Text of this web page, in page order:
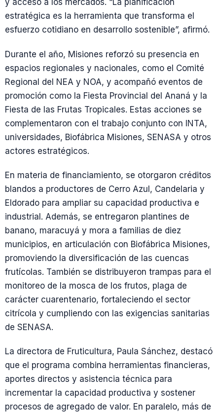
y acceso a los mercados. “La planificación
estratégica es la herramienta que transforma el
esfuerzo cotidiano en desarrollo sostenible”, afirmó.
Durante el año, Misiones reforzó su presencia en
espacios regionales y nacionales, como el Comité
Regional del NEA y NOA, y acompañó eventos de
promoción como la Fiesta Provincial del Ananá y la
Fiesta de las Frutas Tropicales. Estas acciones se
complementaron con el trabajo conjunto con INTA,
universidades, Biofábrica Misiones, SENASA y otros
actores estratégicos.
En materia de financiamiento, se otorgaron créditos
blandos a productores de Cerro Azul, Candelaria y
Eldorado para ampliar su capacidad productiva e
industrial. Además, se entregaron plantines de
banano, maracuyá y mora a familias de diez
municipios, en articulación con Biofábrica Misiones,
promoviendo la diversificación de las cuencas
frutícolas. También se distribuyeron trampas para el
monitoreo de la mosca de los frutos, plaga de
carácter cuarentenario, fortaleciendo el sector
citrícola y cumpliendo con las exigencias sanitarias
de SENASA.
La directora de Fruticultura, Paula Sánchez, destacó
que el programa combina herramientas financieras,
aportes directos y asistencia técnica para
incrementar la capacidad productiva y sostener
procesos de agregado de valor. En paralelo, más de